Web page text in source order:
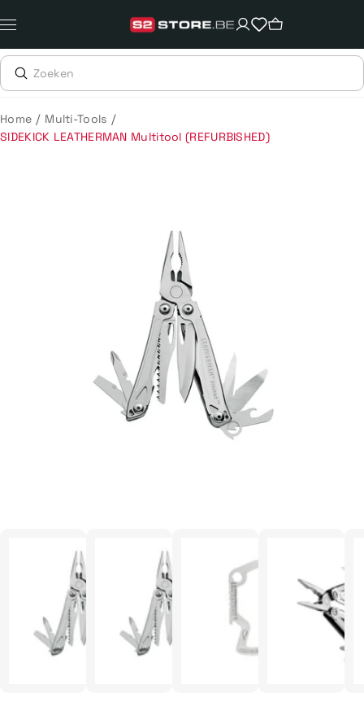
naar
content
Home / Multi-Tools /
SIDEKICK LEATHERMAN Multitool (REFURBISHED)